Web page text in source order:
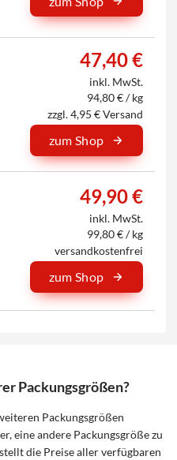
47,40 €
inkl. MwSt.
94,80 € / kg
zzgl. 4,95 € Versand
zum Shop
49,90 €
inkl. MwSt.
99,80 € / kg
versandkostenfrei
zum Shop
Packungsgrößen?
Packungsgrößen
eine andere Packungsgröße zu
die Preise aller verfügbaren